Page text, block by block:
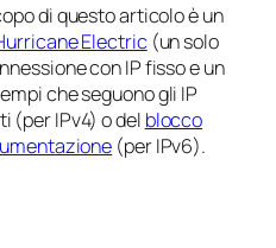
di questo articolo è un
Electric (un solo
con IP fisso e un
che seguono gli IP
(per IPv4) o del blocco
(per IPv6).